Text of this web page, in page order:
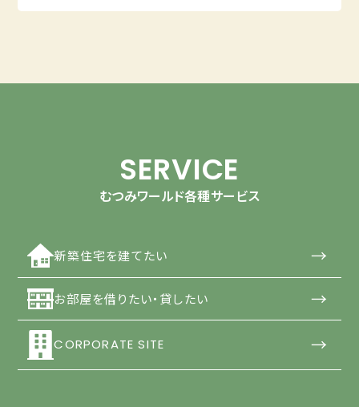
SERVICE
むつみワールド各種サービス
新築住宅を建てたい →
お部屋を借りたい・貸したい →
CORPORATE SITE →